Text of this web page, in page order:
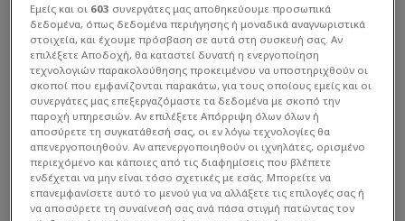
Εμείς και οι 603 συνεργάτες μας αποθηκεύουμε προσωπικά
δεδομένα, όπως δεδομένα περιήγησης ή μοναδικά αναγνωριστικά
στοιχεία, και έχουμε πρόσβαση σε αυτά στη συσκευή σας. Αν
επιλέξετε Αποδοχή, θα καταστεί δυνατή η ενεργοποίηση
τεχνολογιών παρακολούθησης προκειμένου να υποστηριχθούν οι
σκοποί που εμφανίζονται παρακάτω, για τους οποίους εμείς και οι
συνεργάτες μας επεξεργαζόμαστε τα δεδομένα με σκοπό την
παροχή υπηρεσιών. Αν επιλέξετε Απόρριψη όλων όλων ή
αποσύρετε τη συγκατάθεσή σας, οι εν λόγω τεχνολογίες θα
απενεργοποιηθούν. Αν απενεργοποιηθούν οι ιχνηλάτες, ορισμένο
περιεχόμενο και κάποιες από τις διαφημίσεις που βλέπετε
ενδέχεται να μην είναι τόσο σχετικές με εσάς. Μπορείτε να
επανεμφανίσετε αυτό το μενού για να αλλάξετε τις επιλογές σας ή
να αποσύρετε τη συναίνεσή σας ανά πάσα στιγμή πατώντας τον